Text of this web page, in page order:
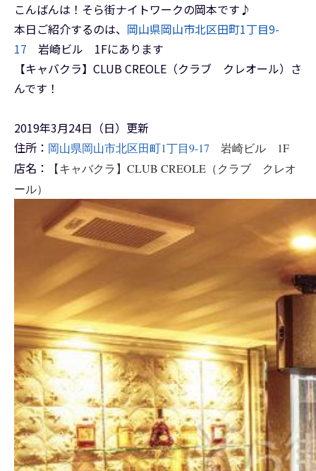
こんばんは！そら街ナイトワークの岡本です♪
本日ご紹介するのは、 岡山県岡山市北区田町1丁目9-
17 岩崎ビル 1Fにあります
【キャバクラ】CLUB CREOLE（クラブ クレオール）さ
んです！
2019年3月24日（日）更新
住所： 岡山県岡山市北区田町1丁目9-17 岩崎ビル 1F
店名：
【キャバクラ】CLUB CREOLE（クラブ クレオ
ール）